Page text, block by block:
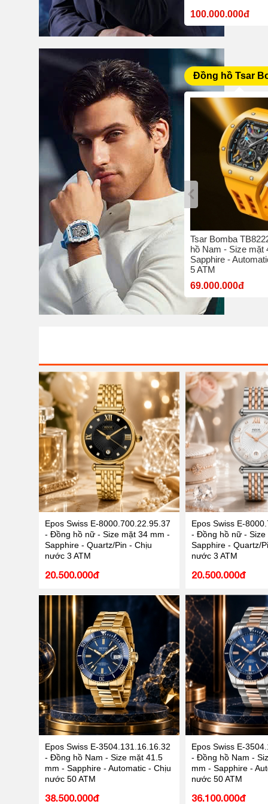
10.380.000đ 100.000.000đ
Đồng hồ Tsar
Tsar Bomba TB8204Q-05 - Đồng
hồ nam - Size mặt 42 mm -
Sapphire - Quartz/Pin - Chịu
nước 5 ATM
7.700.000đ
Tsar Bomba
hồ Nam - Size mặt
Sapphire -
5 ATM
69.000.000đ
Epos Swiss E-8000.700.22.95.37
- Đồng hồ nữ - Size mặt 34 mm -
Sapphire - Quartz/Pin - Chịu
nước 3 ATM
20.500.000đ
Epos Swiss E-
- Đồng hồ nữ - Size
Sapphire - Quartz/
nước 3 ATM
20.500.000đ
Epos Swiss E-3504.131.16.16.32
- Đồng hồ Nam - Size mặt 41.5
mm - Sapphire - Automatic - Chịu
nước 50 ATM
38.500.000đ
Epos Swiss E-
- Đồng hồ Nam -
mm - Sapphire -
nước 50 ATM
36.100.000đ